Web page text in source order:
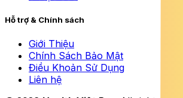
Hỗ trợ & Chính sách
Giới Thiệu
Chính Sách Bảo Mật
Điều Khoản Sử Dụng
Liên hệ